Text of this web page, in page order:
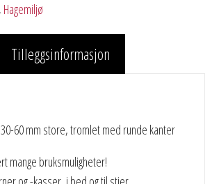
, Hagemiljø
Tilleggsinformasjon
60 mm store, tromlet med runde kanter
mange bruksmuligheter!